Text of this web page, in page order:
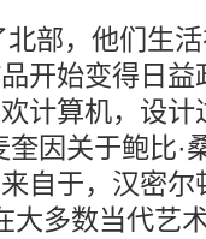
部，他们生
开始变得日
计算机，设
因关于鲍比·
自于，汉密
大多数当代艺